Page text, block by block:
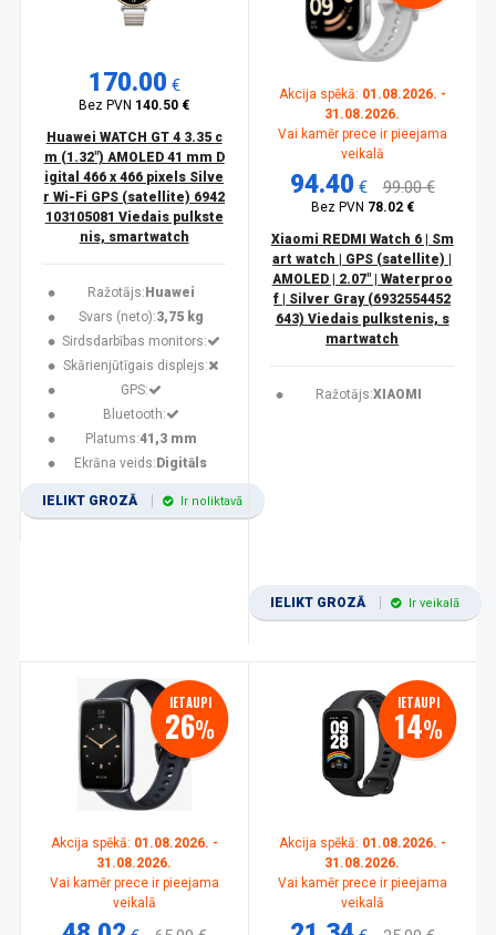
170.00 €
Bez PVN 140.50 €
Huawei WATCH GT 4 3.35 c
m (1.32") AMOLED 41 mm D
igital 466 x 466 pixels Silve
r Wi-Fi GPS (satellite) 6942
103105081 Viedais pulkste
nis, smartwatch
Ražotājs: Huawei
Svars (neto):3,75 kg
Sirdsdarbības monitors:
Skārienjūtīgais displejs:
GPS:
Bluetooth:
Platums:41,3 mm
Ekrāna veids: Digitāls
IELIKT GROZĀ Ir noliktavā
Akcija spēkā: 01.08.2026. -
31.08.2026.
Vai kamēr prece ir pieejama
veikalā
94.40 € 99.00 €
Bez PVN 78.02 €
Xiaomi REDMI Watch 6 | Sm
art watch | GPS (satellite) |
AMOLED | 2.07" | Waterproo
f | Silver Gray (6932554452
643) Viedais pulkstenis, s
martwatch
Ražotājs:XIAOMI
IELIKT GROZĀ Ir veikalā
IETAUPI
26%
Akcija spēkā: 01.08.2026. -
31.08.2026.
Vai kamēr prece ir pieejama
veikalā
IETAUPI
14%
Akcija spēkā: 01.08.2026. -
31.08.2026.
Vai kamēr prece ir pieejama
veikalā